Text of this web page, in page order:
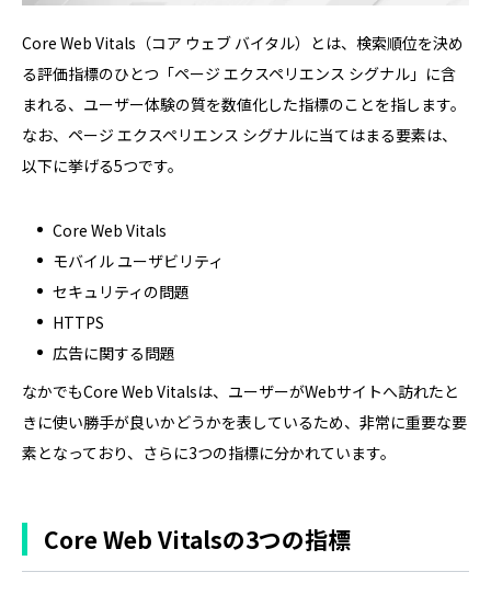
Core Web Vitals（コア ウェブ バイタル）とは、検索順位を決め
る評価指標のひとつ「ページ エクスペリエンス シグナル」に含
まれる、ユーザー体験の質を数値化した指標のことを指します。
なお、ページ エクスペリエンス シグナルに当てはまる要素は、
以下に挙げる5つです。
Core Web Vitals
モバイル ユーザビリティ
セキュリティの問題
HTTPS
広告に関する問題
なかでもCore Web Vitalsは、ユーザーがWebサイトへ訪れたと
きに使い勝手が良いかどうかを表しているため、非常に重要な要
素となっており、さらに3つの指標に分かれています。
Core Web Vitalsの3つの指標